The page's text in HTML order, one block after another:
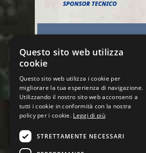
Questo sito web utilizza
cookie
Questo sito web utilizza i cookie per
migliorare la tua esperienza di navigazione.
Utilizzando il nostro sito web acconsenti a
tutti i cookie in conformità con la nostra
policy per i cookie. Leggi di più
STRETTAMENTE NECESSARI